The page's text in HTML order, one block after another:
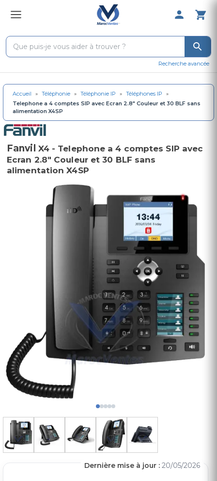
0 Produit
Recherche avancée
Accueil » Téléphonie » Téléphonie IP » Téléphones IP
»
Telephone a 4 comptes SIP avec Ecran 2.8" Couleur et 30 BLF sans
alimentation X4SP
Fanvil X4 - Telephone a 4 comptes SIP avec
Ecran 2.8" Couleur et 30 BLF sans
alimentation X4SP
Dernière mise à jour : 20/05/2026